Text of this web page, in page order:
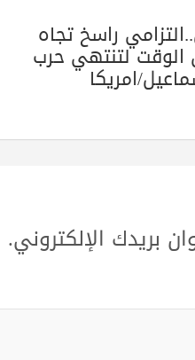
راسخ تجاه
الوقت لتنتهي حرب
امريكا
بريدك الإلكتروني.